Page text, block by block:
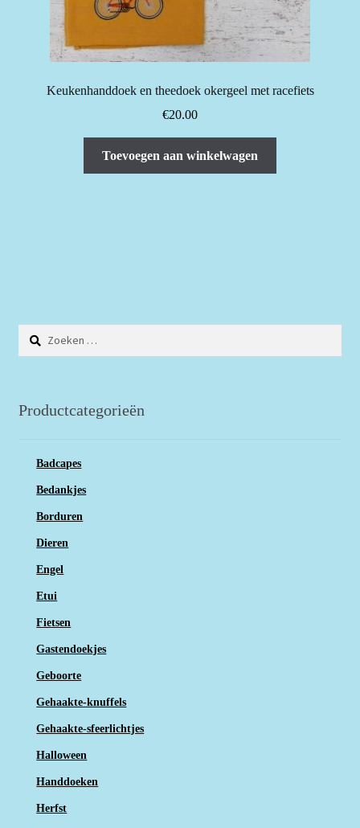
Keukenhanddoek en theedoek okergeel met racefiets
€20.00
Toevoegen aan winkelwagen
Zoeken
naar:
Productcategorieën
Badcapes
Bedankjes
Borduren
Dieren
Engel
Etui
Fietsen
Gastendoekjes
Geboorte
Gehaakte-knuffels
Gehaakte-sfeerlichtjes
Halloween
Handdoeken
Herfst